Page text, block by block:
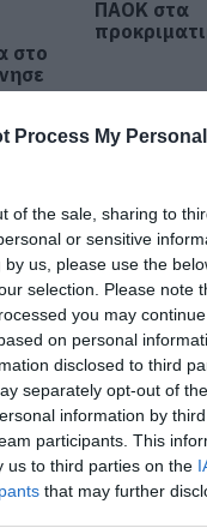
Process My Personal
of the sale, sharing to
or sensitive
us, please use the
selection. Please note
you may
on personal
disclosed to third
separately opt-out of
information by
participants. This
us to third parties on the
that may further
για να ζήσεις
τη θάλασσα
τροχαίο στην
Air India: Το
απότομα ύψος
Εύβοια:
στο
ΠΑΟΚ στα
η
ο
Ποιος
των 30
έχει ο